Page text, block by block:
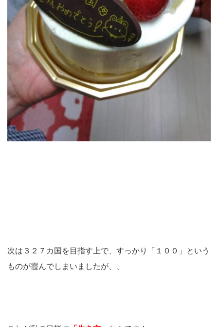
次は３２７カ国を目指す上で、すっかり「１００」という
ものが霞んでしまいましたが、、